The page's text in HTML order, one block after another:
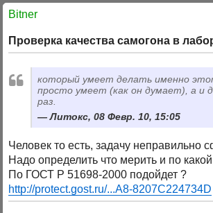
Bitner
Проверка качества самогона в
который умеет делать именно
просто умеет (как он думает), а и
раз.
Литокс, 08 Февр. 10, 15:05
Человек то есть, задачу неправильно
Надо определить что мерить и по
По ГОСТ Р 51698-2000 подойдет ?
http://protect.gost.ru/...A8-8207C224734D